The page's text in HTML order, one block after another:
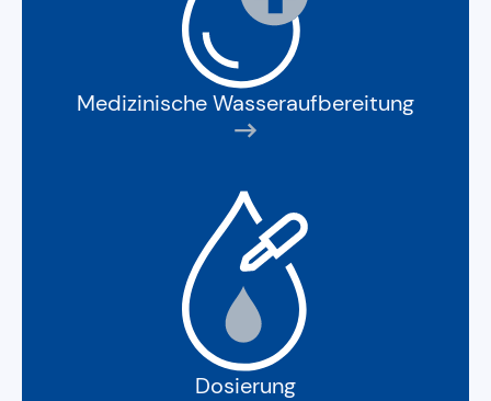
Medizinische Wasseraufbereitung
Dosierung